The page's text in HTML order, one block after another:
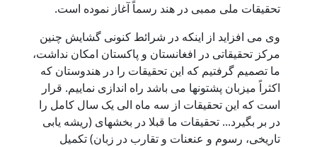
تحقیقات ملی ممبی در هند رسماً آغاز نموده است.
وی می افزاید از اینکه در شرائط کنونی گشایش چنین
مرکز تحقیقاتی در افغانستان و پاکستان امکان نداشت،
ما تصمیم گرفتیم که این تحقیقات را در هندوستان که
اکثراً میزبان پشتونها می باشد راه اندازی نماییم. قرار
است که این تحقیقات از سه ماه الی یک سال کامل را
در بر بگیرد... تحقیقات ما قبلا در بخشهای (ریشه یابی
تاریخی، رسوم و عنعنات و تقارب در زبان) تکمیل